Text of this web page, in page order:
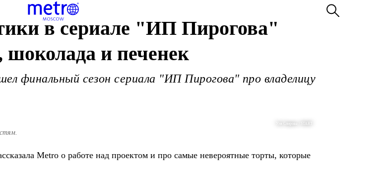
в сериале "ИП Пирогова"
шоколада и печенек
финальный сезон сериала "ИП Пирогова" про владелицу
Уля Спирова / START
Metro о работе над проектом и про самые невероятные торты, которые